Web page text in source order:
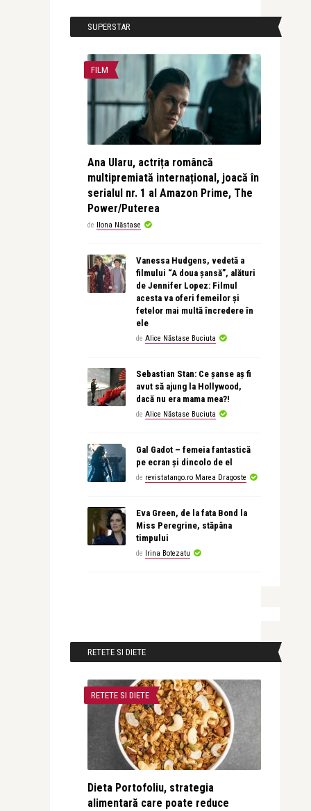
SUPERSTAR
FILM
Ana Ularu, actrița româncă
multipremiată internațional, joacă în
serialul nr. 1 al Amazon Prime, The
Power/Puterea
de Ilona Năstase
Vanessa Hudgens, vedetă a
filmului “A doua șansă”, alături
de Jennifer Lopez: Filmul
acesta va oferi femeilor și
fetelor mai multă încredere în
ele
de Alice Năstase Buciuta
Sebastian Stan: Ce șanse aș fi
avut să ajung la Hollywood,
dacă nu era mama mea?!
de Alice Năstase Buciuta
Gal Gadot – femeia fantastică
pe ecran și dincolo de el
de revistatango.ro Marea Dragoste
Eva Green, de la fata Bond la
Miss Peregrine, stăpâna
timpului
de Irina Botezatu
RETETE SI DIETE
RETETE SI DIETE
Dieta Portofoliu, strategia
alimentară care poate reduce